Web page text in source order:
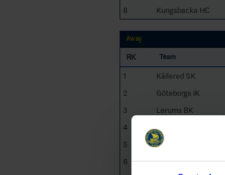
8
Kungsbacka HC
Away
RK Team
1
Kållered SK
2
Göteborgs IK
3
Lerums BK
4
Skärgårdens SK
5
Härryda HC
6
Partille HK